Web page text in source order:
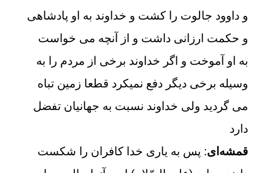
و داوود جالوت را كشت و خداوند به او پادشاهى
و حكمت ارزانى داشت و از آنچه مى‏ خواست
به او آموخت و اگر خداوند برخى از مردم را به
وسيله برخى ديگر دفع نمیکرد قطعا زمين تباه
مى‏ گرديد ولى خداوند نسبت به جهانيان تفضل
دارد
قمشه‌ای: پس به یاری خدا کافران را شکست